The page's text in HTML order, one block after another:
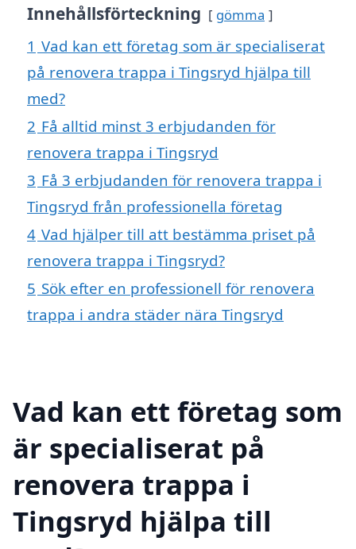
Innehållsförteckning gömma
1 Vad kan ett företag som är specialiserat
på renovera trappa i Tingsryd hjälpa till
med?
2 Få alltid minst 3 erbjudanden för
renovera trappa i Tingsryd
3 Få 3 erbjudanden för renovera trappa i
Tingsryd från professionella företag
4 Vad hjälper till att bestämma priset på
renovera trappa i Tingsryd?
5 Sök efter en professionell för renovera
trappa i andra städer nära Tingsryd
Vad kan ett företag som
är specialiserat på
renovera trappa i
Tingsryd hjälpa till